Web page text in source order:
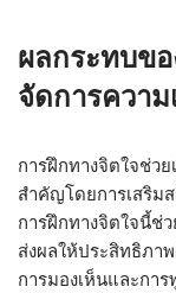
ผลกระทบข
จัดการความ
การฝึกทางจิตใจช่ว
สำคัญโดยการเสริม
การฝึกทางจิตใจนี้ช่
ส่งผลให้ประสิทธิภา
การมองเห็นและกา